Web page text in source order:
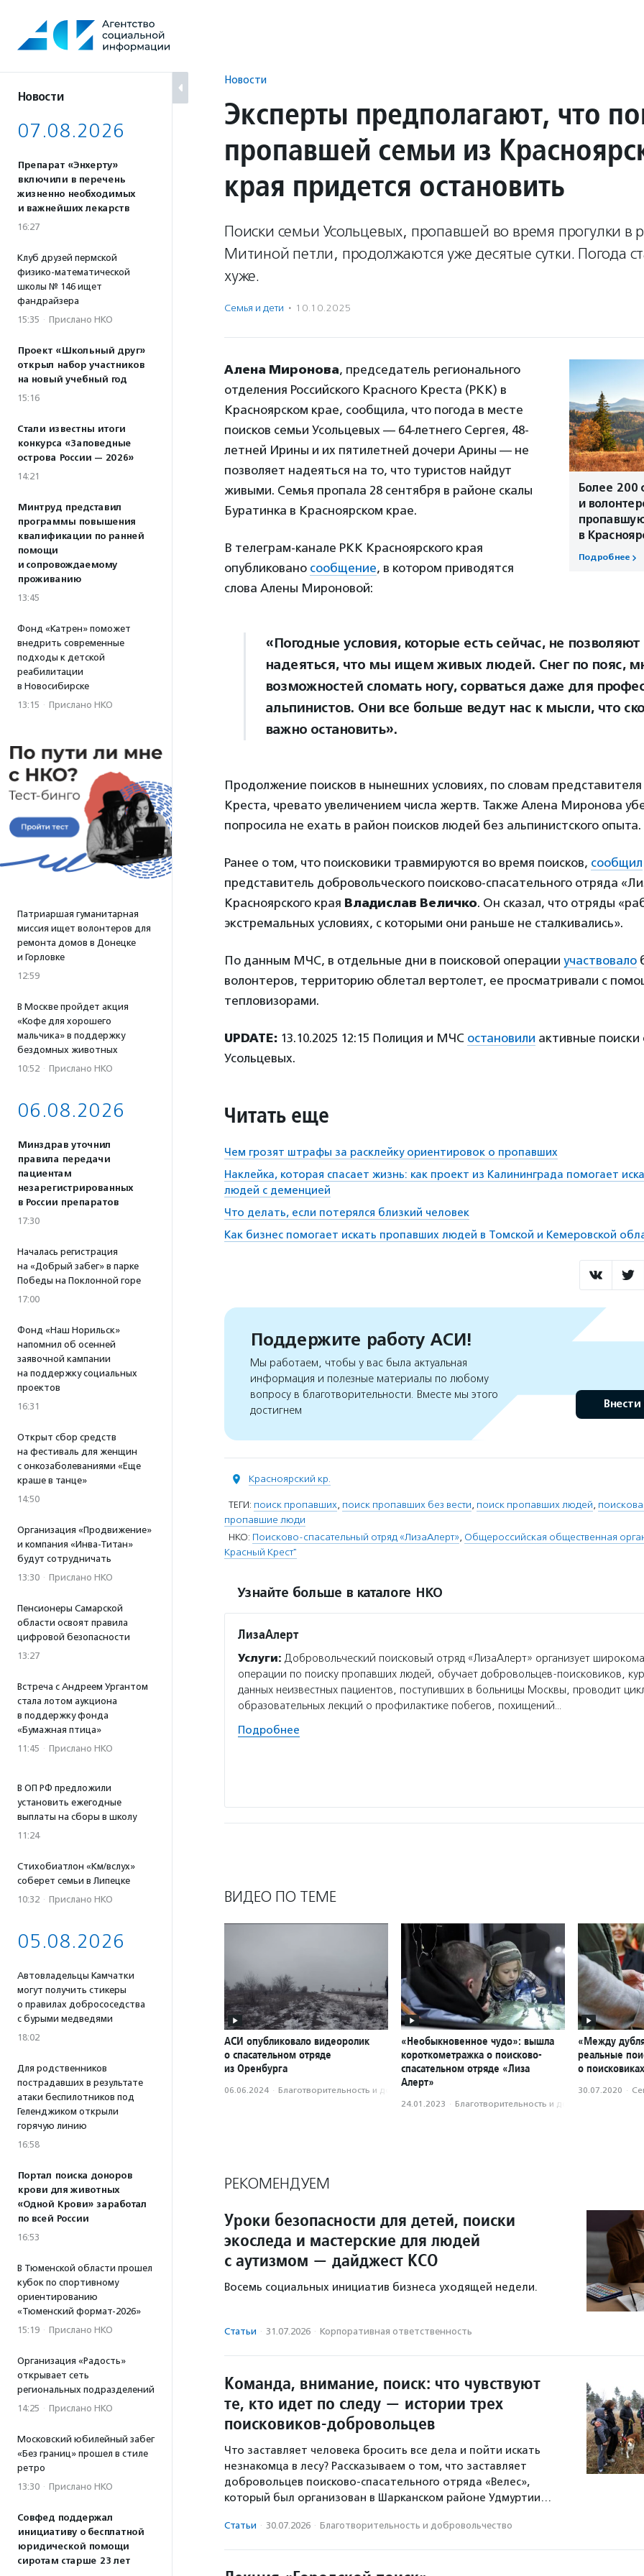
содержанию
Новости
07.08.2026
Препарат «Энхерту»
включили в перечень
жизненно необходимых
и важнейших лекарств
16:27
Клуб друзей пермской
физико-математической
школы № 146 ищет
фандрайзера
15:35 · Прислано НКО
Проект «Школьный друг»
открыл набор участников
на новый учебный год
15:16
Стали известны итоги
конкурса «Заповедные
острова России — 2026»
14:21
Минтруд представил
программы повышения
квалификации по ранней
помощи
и сопровождаемому
проживанию
13:45
Фонд «Катрен» поможет
внедрить современные
подходы к детской
реабилитации
в Новосибирске
13:15 · Прислано НКО
Патриаршая гуманитарная
миссия ищет волонтеров для
ремонта домов в Донецке
и Горловке
12:59
В Москве пройдет акция
«Кофе для хорошего
мальчика» в поддержку
бездомных животных
10:52 · Прислано НКО
06.08.2026
Минздрав уточнил
правила передачи
пациентам
незарегистрированных
в России препаратов
17:30
Началась регистрация
на «Добрый забег» в парке
Победы на Поклонной горе
17:00
Фонд «Наш Норильск»
напомнил об осенней
заявочной кампании
на поддержку социальных
проектов
16:31
Открыт сбор средств
на фестиваль для женщин
с онкозаболеваниями «Еще
краше в танце»
14:50
Организация «Продвижение»
и компания «Инва-Титан»
будут сотрудничать
13:30 · Прислано НКО
Пенсионеры Самарской
области освоят правила
цифровой безопасности
13:27
Встреча с Андреем Ургантом
стала лотом аукциона
в поддержку фонда
«Бумажная птица»
11:45 · Прислано НКО
В ОП РФ предложили
установить ежегодные
выплаты на сборы в школу
11:24
Стихобиатлон «Км/вслух»
соберет семьи в Липецке
10:32 · Прислано НКО
05.08.2026
Автовладельцы Камчатки
могут получить стикеры
о правилах добрососедства
с бурыми медведями
18:02
Для родственников
пострадавших в результате
атаки беспилотников под
Геленджиком открыли
горячую линию
16:58
Портал поиска доноров
крови для животных
«Одной Крови» заработал
по всей России
16:53
В Тюменской области прошел
кубок по спортивному
ориентированию
«Тюменский формат-2026»
15:19 · Прислано НКО
Организация «Радость»
открывает сеть
региональных подразделений
14:25 · Прислано НКО
Московский юбилейный забег
«Без границ» прошел в стиле
ретро
13:30 · Прислано НКО
Совфед поддержал
инициативу о бесплатной
юридической помощи
сиротам старше 23 лет
Новости
Эксперты предполагают, что
пропавшей семьи из
края придется остановить
Поиски семьи Усольцевых, пропавшей во время прогулки в
Митиной петли, продолжаются уже десятые сутки. Погода
хуже.
Семья и дети · 10.10.2025
Более 200
и
в
Подробнее
Алена Миронова, председатель регионального
отделения Российского Красного Креста (РКК) в
Красноярском крае, сообщила, что погода в месте
поисков семьи Усольцевых — 64-летнего Сергея, 48-
летней Ирины и их пятилетней дочери Арины — не
позволяет надеяться на то, что туристов найдут
живыми. Семья пропала 28 сентября в районе скалы
Буратинка в Красноярском крае.
В телеграм-канале РКК Красноярского края
опубликовано сообщение, в котором приводятся
слова Алены Мироновой:
«Погодные условия, которые есть сейчас, не
надеяться, что мы ищем живых людей. Снег по пояс,
возможностей сломать ногу, сорваться даже для
альпинистов. Они все больше ведут нас к мысли, что
важно остановить».
Продолжение поисков в нынешних условиях, по словам
Креста, чревато увеличением числа жертв. Также Алена Миронова
попросила не ехать в район поисков людей без альпинистского опыта.
Ранее о том, что поисковики травмируются во время поисков, сообщил
представитель добровольческого поисково-спасательного отряда
Красноярского края Владислав Величко. Он сказал, что отряды
экстремальных условиях, с которыми они раньше не сталкивались».
По данным МЧС, в отдельные дни в поисковой операции участвовало
волонтеров, территорию облетал вертолет, ее просматривали с
тепловизорами.
UPDATE: 13.10.2025 12:15 Полиция и МЧС остановили активные поиски
Усольцевых.
Читать еще
Чем грозят штрафы за расклейку ориентировок о пропавших
Наклейка, которая спасает жизнь: как проект из Калининграда помогает
людей с деменцией
Что делать, если потерялся близкий человек
Как бизнес помогает искать пропавших людей в Томской и Кемеровской
Поддержите работу АСИ!
Мы работаем, чтобы у вас была актуальная
информация и полезные материалы по любому
вопросу в благотворительности. Вместе мы этого
достигнем
Внести
Красноярский кр.
ТЕГИ: поиск пропавших, поиск пропавших без вести, поиск пропавших людей,
пропавшие люди
НКО: Поисково-спасательный отряд «ЛизаАлерт», Общероссийская общественная
Красный Крест"
Узнайте больше в каталоге НКО
ЛизаАлерт
Услуги: Добровольческий поисковый отряд «ЛизаАлерт» организует
операции по поиску пропавших людей, обучает добровольцев-поисковиков,
данных неизвестных пациентов, поступивших в больницы Москвы, проводит
образовательных лекций о профилактике побегов, похищений…
Подробнее
ВИДЕО ПО ТЕМЕ
АСИ опубликовало видеоролик
о спасательном отряде
из Оренбурга
06.06.2024 · Благотвори­тель­ность и доброволь­чест­во
«Необыкновенное чудо»: вышла
короткометражка о поисково-
спасательном отряде «Лиза
Алерт»
24.01.2023 · Благотвори­тель­ность и доброволь­чест­во
«Между
реальные
о
30.07.2020 ·
РЕКОМЕНДУЕМ
Уроки безопасности для детей, поиски
экоследа и мастерские для людей
с аутизмом — дайджест КСО
Восемь социальных инициатив бизнеса уходящей недели.
Статьи · 31.07.2026 · Корпоративная ответственность
Команда, внимание, поиск: что чувствуют
те, кто идет по следу — истории трех
поисковиков-добровольцев
Что заставляет человека бросить все дела и пойти искать
незнакомца в лесу? Рассказываем о том, что заставляет
добровольцев поисково-спасательного отряда «Велес»,
который был организован в Шарканском районе Удмуртии…
Статьи · 30.07.2026 · Благотвори­тель­ность и доброволь­чест­во